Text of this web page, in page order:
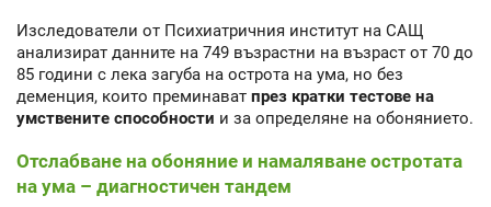
Изследователи от Психиатричния институт на САЩ
анализират данните на 749 възрастни на възраст от 70 до
85 години с лека загуба на острота на ума, но без
деменция, които преминават през кратки тестове на
умствените способности и за определяне на обонянието.
Отслабване на обоняние и намаляване остротата
на ума – диагностичен тандем